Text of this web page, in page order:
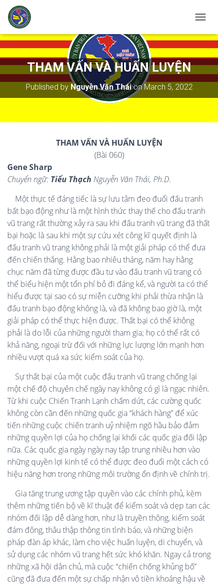
O
G
N
V
THAM VẤN VÀ HUẤN LUYỆN
Published by Nguyễn Văn TháionMarch 5, 2022
THAM VẤN VÀ HUẤN LUYỆN
(Bài 060)
Gene Sharp
Chuyển ngữ: Tiểu Thạch Nguyễn Văn Thái, Ph.D.
Một thực tế đáng tiếc là sự lưu tâm đeo đuổi đấu tranh
bất bạo động như là một hình thức thay thế cho đấu tranh
vũ trang rất thường xảy ra sau khi đấu tranh vũ trang đã thất
bại hoặc là sau khi một sự cứu xét công kĩ quyết định là
đấu tranh vũ trang không phải là một giải pháp có thể đưa
đến chiến thắng. Hằng bao nhiêu tháng, năm hay hằng
chục năm đã từng được đầu tư vào đấu tranh vũ trang có
thể biểu hiện một tổn phí bỏ đi đáng kể, và người ta có thể
hiểu được tại sao có sự miễn cưỡng khi phải thừa nhận là
đấu tranh bạo động không là, và đã không bao giờ là, một
giải pháp có thể thực hiện được. Thất bại có thể không
phải là do lỗi của những người tham gia; họ có thể rất có
khả năng, ngoại trừ đối với những lực lượng lớn mạnh hơn
nhiều vượt quá xa sức kiểm soát của họ.
Sự thất bại của một cuộc đấu tranh vũ trang chống lại
một chế độ chuyên chế ngày nay không có gì là ngạc nhiên.
Từ khi cuộc Chiến Tranh Lạnh chấm dứt, các cường quốc
không còn cần đến những quốc gia “khách hàng” để xúc
tiến những cuộc chiến tranh uỷ nhiệm ngõ hầu bảo đảm
những quyền lợi của họ chống lại khối các quốc gia đối lập
nữa. Các quốc gia ngày ngày nay tập trung nhiều hơn vào
những quyền lợi kinh tế có thể được đeo đuổi một cách có
hiệu năng hơn trong những môi trường ổn định về chính trị.
Gia tăng trung ương tập quyền vào các chính phủ, kèm
thêm những tiến bộ về kĩ thuật để kiểm soát và dẹp tan các
nhóm đối lập dễ dàng hơn, như là truyền thông, kiểm soát
đám đông, thâu thập thông tin tình báo, và những biện
pháp đàn áp khác, làm cho việc huấn luyện, di chuyển, và
sử dụng các nhóm vũ trang hết sức khó khăn. Ngay cả trong
những xã hội dân chủ, mà cuộc “chiến chống khủng bố”
cũng đã đưa đến một sự chấp nhận vô tiền khoáng hậu về